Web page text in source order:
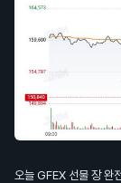
오늘 GFEX 선물 장 완